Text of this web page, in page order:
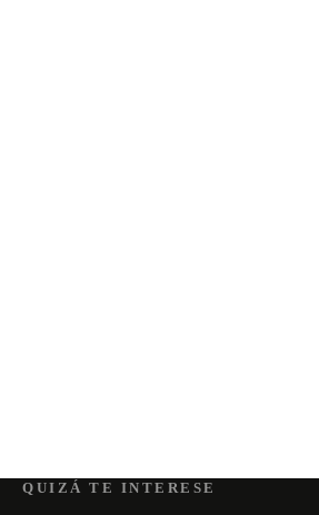
QUIZÁ TE INTERESE